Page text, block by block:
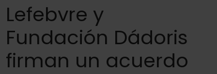
Lefebvre y
Fundación Dádoris
firman un acuerdo